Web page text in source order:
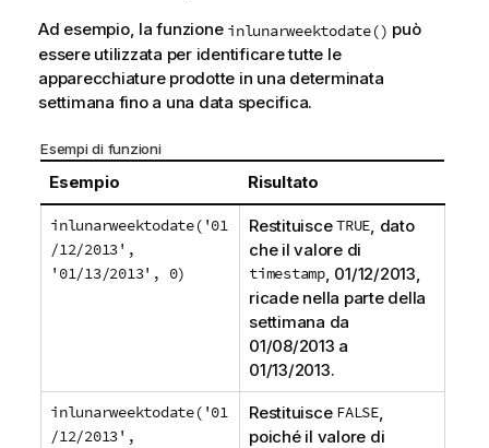
Ad esempio, la funzione inlunarweektodate() può
essere utilizzata per identificare tutte le
apparecchiature prodotte in una determinata
settimana fino a una data specifica.
Esempi di funzioni
Esempio Risultato
inlunarweektodate('01
/12/2013',
'01/13/2013', 0)
RestituisceTRUE , dato
che il valore di
timestamp, 01/12/2013
ricade nella parte della
settimana da
01/08/2013 a
01/13/2013.
inlunarweektodate('01
/12/2013',
Restituisce FALSE,
poiché il valore di